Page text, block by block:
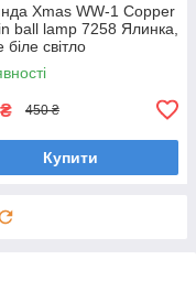
Xmas WW-1 Copper
ball lamp 7258 Ялинка,
біле світло
₴ 450 ₴
Купити